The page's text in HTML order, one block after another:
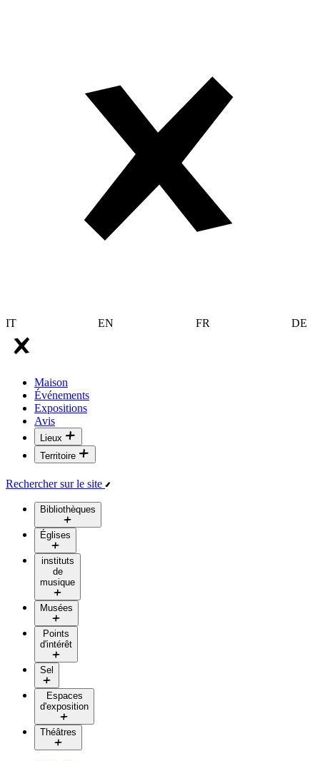
IT EN FR DE
Maison
Événements
Expositions
Avis
Lieux
Territoire
Rechercher sur le site
Bibliothèques
Églises
instituts
de
musique
Musées
Points
d'intérêt
Sel
Espaces
d'exposition
Théâtres